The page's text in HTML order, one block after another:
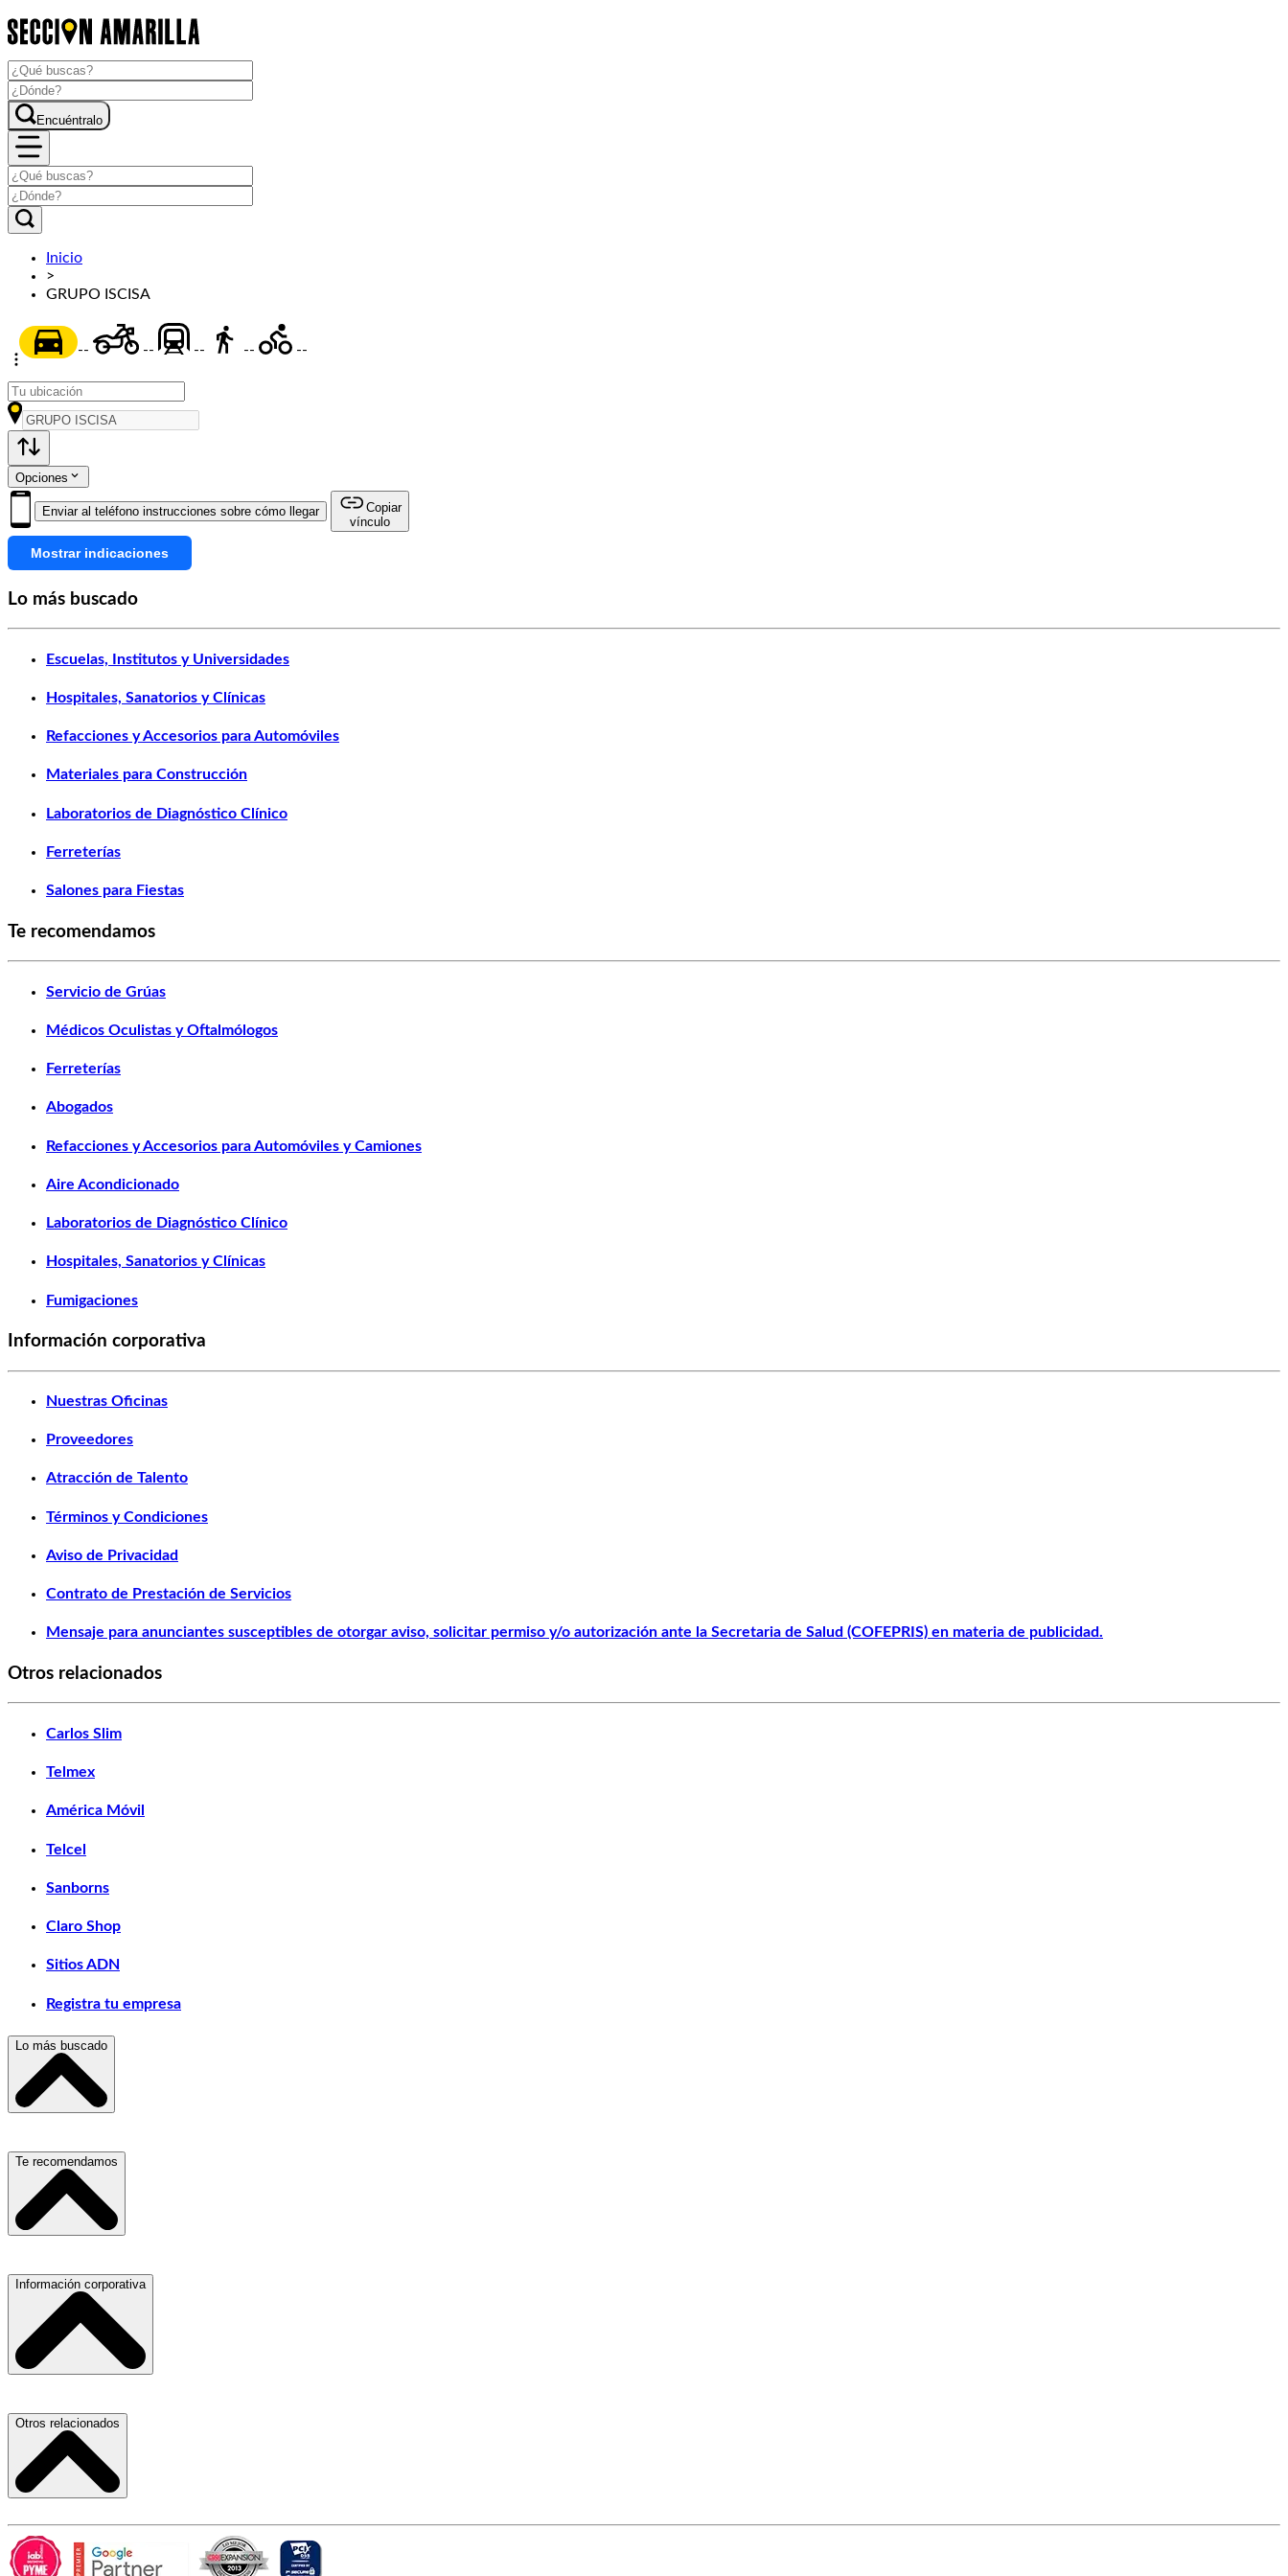
Encuéntralo
Inicio
>
GRUPO ISCISA
-- -- -- -- --
Opciones
Enviar al teléfono instrucciones sobre cómo llegar
Copiar
vínculo
Mostrar indicaciones
Lo más buscado
Escuelas, Institutos y Universidades
Hospitales, Sanatorios y Clínicas
Refacciones y Accesorios para Automóviles
Materiales para Construcción
Laboratorios de Diagnóstico Clínico
Ferreterías
Salones para Fiestas
Te recomendamos
Servicio de Grúas
Médicos Oculistas y Oftalmólogos
Ferreterías
Abogados
Refacciones y Accesorios para Automóviles y Camiones
Aire Acondicionado
Laboratorios de Diagnóstico Clínico
Hospitales, Sanatorios y Clínicas
Fumigaciones
Información corporativa
Nuestras Oficinas
Proveedores
Atracción de Talento
Términos y Condiciones
Aviso de Privacidad
Contrato de Prestación de Servicios
Mensaje para anunciantes susceptibles de otorgar aviso, solicitar permiso y/o autorización ante la Secretaria de Salud (COFEPRIS) en materia de publicidad.
Otros relacionados
Carlos Slim
Telmex
América Móvil
Telcel
Sanborns
Claro Shop
Sitios ADN
Registra tu empresa
Lo más buscado
Escuelas, Institutos y Universidades
Hospitales, Sanatorios y Clínicas
Refacciones y Accesorios para Automóviles
Materiales para Construcción
Laboratorios de Diagnóstico Clínico
Ferreterías
Te recomendamos
Servicio de Grúas
Médicos Oculistas y Oftalmólogos
Ferreterías
Refacciones y Accesorios para Automóviles y Camiones
Aire Acondicionado
Hospitales, Sanatorios y Clínicas
Información corporativa
Nuestras Oficinas
Proveedores
Atracción de Talento
Términos y Condiciones
Otros relacionados
Carlos Slim